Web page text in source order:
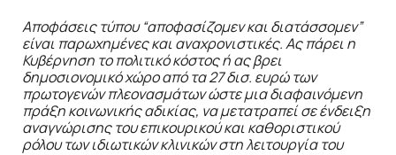
Αποφάσεις τύπου “αποφασίζομεν και διατάσσομεν”
είναι παρωχημένες και αναχρονιστικές. Ας πάρει η
Κυβέρνηση το πολιτικό κόστος ή ας βρει
δημοσιονομικό χώρο από τα 27 δισ. ευρώ των
πρωτογενών πλεονασμάτων ώστε μια διαφαινόμενη
πράξη κοινωνικής αδικίας, να μετατραπεί σε ένδειξη
αναγνώρισης του επικουρικού και καθοριστικού
ρόλου των ιδιωτικών κλινικών στη λειτουργία του